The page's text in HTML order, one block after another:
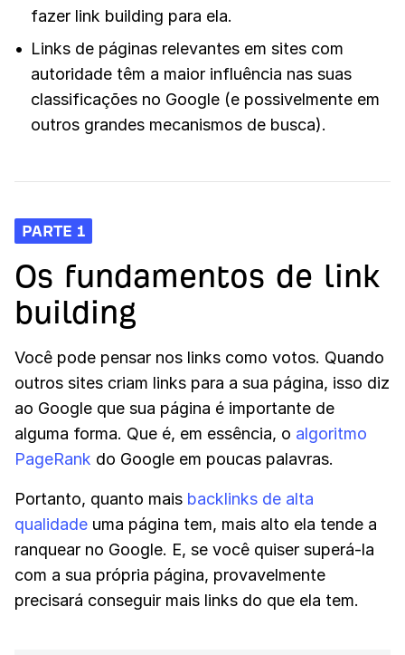
fazer link building para ela.
Links de páginas relevantes em sites com
autoridade têm a maior influência nas suas
classificações no Google (e possivelmente em
outros grandes mecanismos de busca).
PARTE 1
Os fundamentos de link
building
Você pode pensar nos links como votos. Quando
outros sites criam links para a sua página, isso diz
ao Google que sua página é importante de
alguma forma. Que é, em essência, o algoritmo
PageRank do Google em poucas palavras.
Portanto, quanto mais backlinks de alta
qualidade uma página tem, mais alto ela tende a
ranquear no Google. E, se você quiser superá-la
com a sua própria página, provavelmente
precisará conseguir mais links do que ela tem.